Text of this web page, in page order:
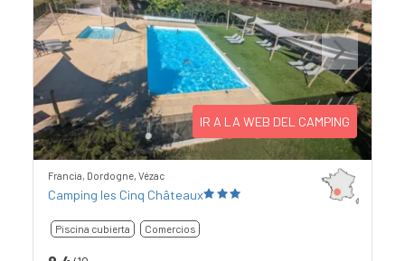
Previous Next
IR A LA WEB DEL CAMPING
Francia, Dordogne, Vézac
Camping les Cinq Châteaux
Piscina cubierta Comercios